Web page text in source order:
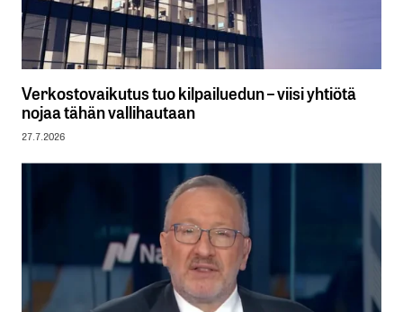
Verkostovaikutus tuo kilpailuedun – viisi yhtiötä
nojaa tähän vallihautaan
27.7.2026